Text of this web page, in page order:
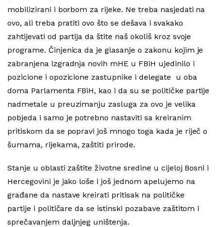
mobilizirani i borbom za rijeke. Ne treba nasjedati na
ovo, ali treba pratiti ovo što se dešava i svakako
zahtijevati od partija da štite naš okoliš kroz svoje
programe. Činjenica da je glasanje o zakonu kojim je
zabranjena izgradnja novih mHE u FBiH ujedinilo i
pozicione i opozicione zastupnike i delegate u oba
doma Parlamenta FBiH, kao i da su se političke partije
nadmetale u preuzimanju zasluga za ovo je velika
pobjeda i samo je potrebno nastaviti sa kreiranim
pritiskom da se popravi još mnogo toga kada je riječ o
šumama, rijekama, zaštiti prirode.
Stanje u oblasti zaštite životne sredine u cijeloj Bosni i
Hercegovini je jako loše i još jednom apelujemo na
građane da nastave kreirati pritisak na političke
partije i političare da se istinski pozabave zaštitom i
sprečavanjem daljnjeg uništenja.